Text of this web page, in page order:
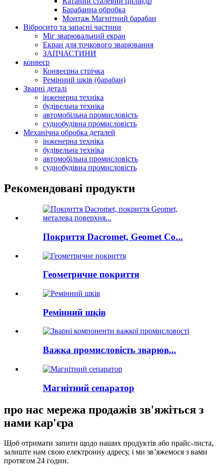
Барабанна обробка
Монтаж Магнітний барабан
Вібросито та запасні частини
Міг зварювальний екран
Екран для точкового зварювання
ЗАПЧАСТИНИ
конвеєр
Конвеєрна стрічка
Ремінний шків (барабан)
Зварні деталі
інженерна техніка
будівельна техніка
автомобільна промисловість
суднобудівна промисловість
Механічна обробка деталей
інженерна техніка
будівельна техніка
автомобільна промисловість
суднобудівна промисловість
Рекомендовані продукти
Покриття Dacromet, Geomet Co...
Геометричне покриття
Ремінний шків
Важка промисловість зварюв...
Магнітний сепаратор
про нас мережа продажів зв'яжіться з
нами кар'єра
Щоб отримати запити щодо наших продуктів або прайс-листа,
залиште нам свою електронну адресу, і ми зв’яжемося з вами
протягом 24 годин.